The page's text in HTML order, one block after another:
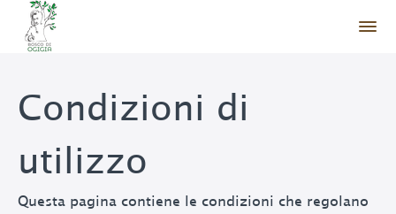
Condizioni di
utilizzo
Questa pagina contiene le condizioni che regolano